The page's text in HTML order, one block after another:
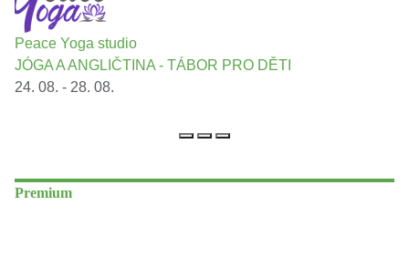
Peace Yoga studio
JÓGA A ANGLIČTINA - TÁBOR PRO DĚTI
24. 08. - 28. 08.
Premium